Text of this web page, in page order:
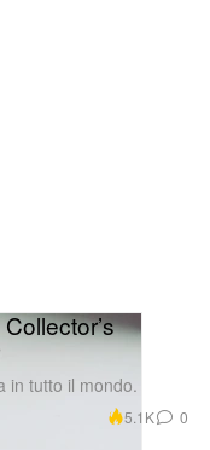
in tutto il mondo.
5.1K 0